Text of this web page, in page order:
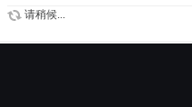
请稍候...